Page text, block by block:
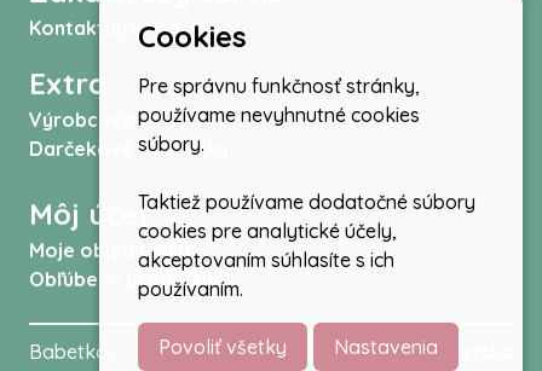
Kontaktujte nás
Extra
Výrobcovia
Darčekové poukážky
Môj účet
Moje objednávky
Obľúbené produkty
Babetkovo.sk © 2026 -Kočíky autosedačky,
Cookies
Pre správnu funkčnosť stránky,
používame nevyhnutné cookies
súbory.
Taktiež používame dodatočné súbory
cookies pre analytické účely,
akceptovaním súhlasíte s ich
používaním.
Povoliť všetky Nastavenia